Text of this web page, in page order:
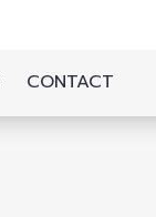
CONTACT